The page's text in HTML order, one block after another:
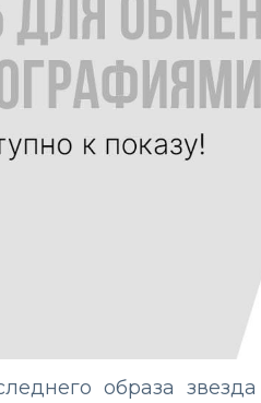
образа